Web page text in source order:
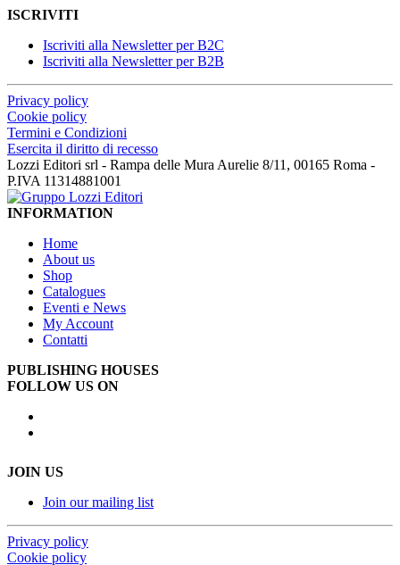
ISCRIVITI
Iscriviti alla Newsletter per B2C
Iscriviti alla Newsletter per B2B
Privacy policy
Cookie policy
Termini e Condizioni
Esercita il diritto di recesso
Lozzi Editori srl - Rampa delle Mura Aurelie 8/11, 00165 Roma -
P.IVA 11314881001
INFORMATION
Home
About us
Shop
Catalogues
Eventi e News
My Account
Contatti
PUBLISHING HOUSES
FOLLOW US ON
JOIN US
Join our mailing list
Privacy policy
Cookie policy